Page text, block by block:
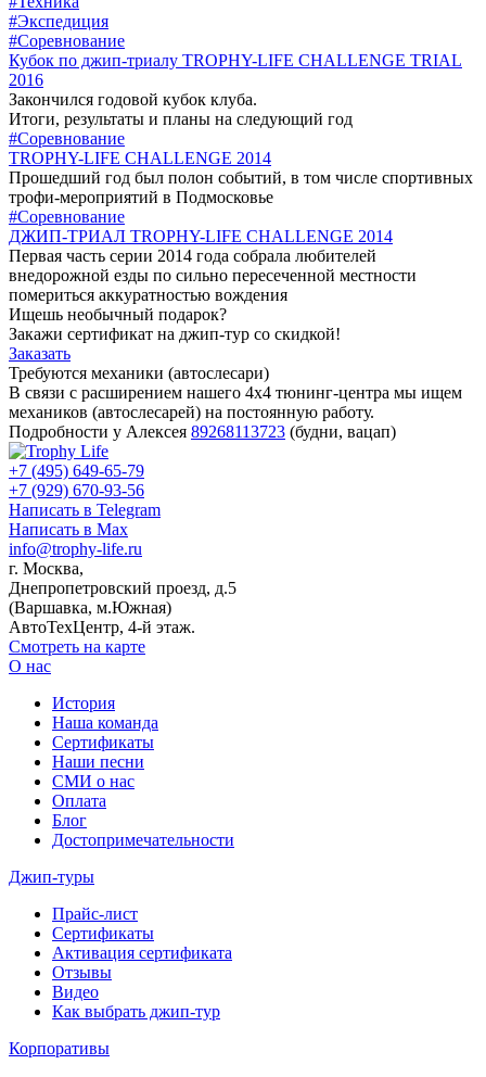
#Экспедиция
#Соревнование
Кубок по джип-триалу TROPHY-LIFE CHALLENGE TRIAL
2016
Закончился годовой кубок клуба.
Итоги, результаты и планы на следующий год
#Соревнование
TROPHY-LIFE CHALLENGE 2014
Прошедший год был полон событий, в том числе спортивных
трофи-мероприятий в Подмосковье
#Соревнование
ДЖИП-ТРИАЛ TROPHY-LIFE CHALLENGE 2014
Первая часть серии 2014 года собрала любителей
внедорожной езды по сильно пересеченной местности
помериться аккуратностью вождения
Ищешь необычный подарок?
Закажи сертификат на джип-тур со скидкой!
Заказать
Требуются механики (автослесари)
В связи с расширением нашего 4х4 тюнинг-центра мы ищем
механиков (автослесарей) на постоянную работу.
Подробности у Алексея 89268113723 (будни, вацап)
+7 (495) 649-65-79
+7 (929) 670-93-56
Написать в Telegram
Написать в Max
info@trophy-life.ru
г. Москва,
Днепропетровский проезд, д.5
(Варшавка, м.Южная)
АвтоТехЦентр, 4-й этаж.
Смотреть на карте
О нас
История
Наша команда
Сертификаты
Наши песни
СМИ о нас
Оплата
Блог
Достопримечательности
Джип-туры
Прайс-лист
Сертификаты
Активация сертификата
Отзывы
Видео
Как выбрать джип-тур
Корпоративы